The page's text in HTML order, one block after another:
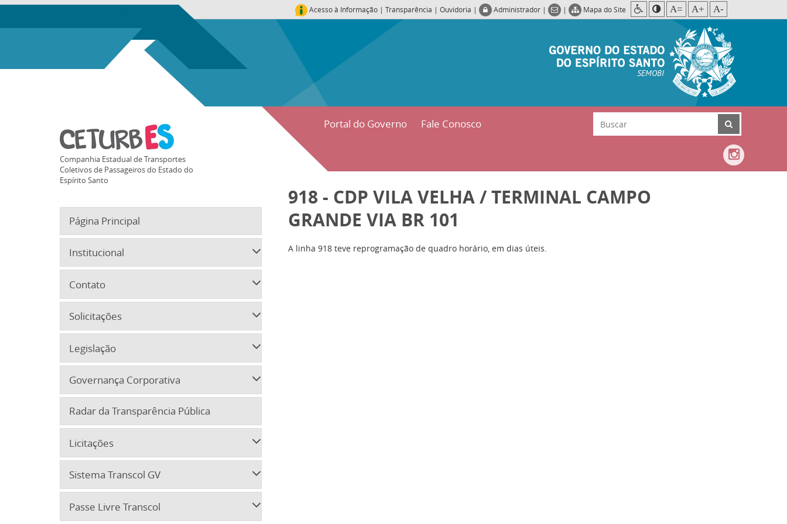
Acesso à Informação | Transparência | Ouvidoria | Administrador | | Mapa do Site A= A+ A-
SEMOBI
Portal do Governo Fale Conosco
Companhia Estadual de Transportes
Coletivos de Passageiros do Estado do
Espírito Santo
Página Principal
Institucional
Contato
Solicitações
Legislação
Governança Corporativa
Radar da Transparência Pública
Licitações
Sistema Transcol GV
Passe Livre Transcol
918 - CDP VILA VELHA / TERMINAL CAMPO
GRANDE VIA BR 101
A linha 918 teve reprogramação de quadro horário, em dias úteis.